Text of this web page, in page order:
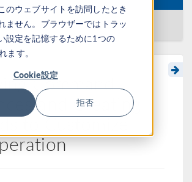
のウェブサイトを訪問したとき
ません。ブラウザーではトラッ
設定を記憶するために1つの
ます。
Cookie設定
拒否
Command
and Creating
to Customize